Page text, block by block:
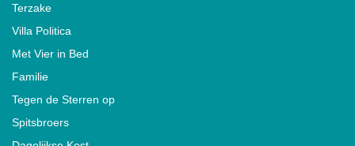
Terzake
Villa Politica
Met Vier in Bed
Familie
Tegen de Sterren op
Spitsbroers